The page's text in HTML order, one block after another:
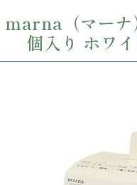
marna（マーナ
個入り ホワ